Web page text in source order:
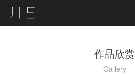
作品欣赏
Gallery